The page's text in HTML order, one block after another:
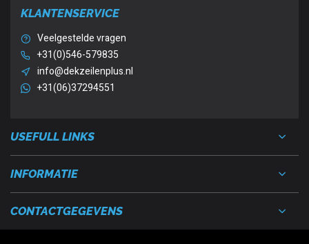
KLANTENSERVICE
Veelgestelde vragen
+31(0)546-579835
info@dekzeilenplus.nl
+31(06)37294551
USEFULL LINKS
INFORMATIE
CONTACTGEGEVENS